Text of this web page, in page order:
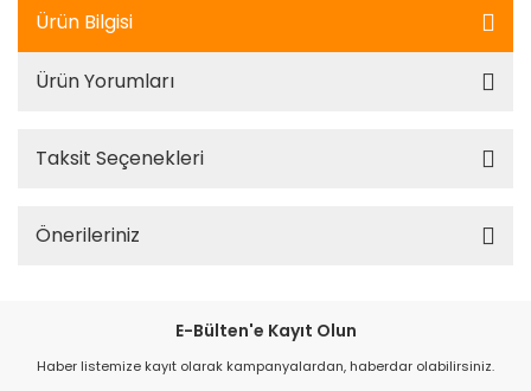
Ürün Bilgisi
Ürün Yorumları
Taksit Seçenekleri
Önerileriniz
E-Bülten'e Kayıt Olun
Haber listemize kayıt olarak kampanyalardan, haberdar olabilirsiniz.